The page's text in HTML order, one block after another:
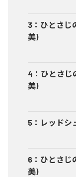
3 ： ひとさじ
美)
4 ： ひとさじ
美)
5 ： レッドシ
6 ： ひとさじ
美)